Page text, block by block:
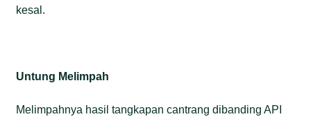
kesal.
Untung Melimpah
Melimpahnya hasil tangkapan cantrang dibanding API